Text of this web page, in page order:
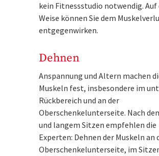
kein Fitnessstudio notwendig. Auf
Weise können Sie dem
entgegenwirken.
Dehnen
Anspannung und Altern machen
Muskeln fest, insbesondere im
Rückbereich und an der
Oberschenkelunterseite. Nach
und langem Sitzen empfehlen die
Experten: Dehnen der Muskeln an
Oberschenkelunterseite, im